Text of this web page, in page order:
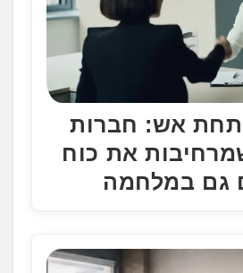
תחת אש: חברות
את כוח
גם במלחמה